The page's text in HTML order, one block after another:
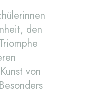
den
von